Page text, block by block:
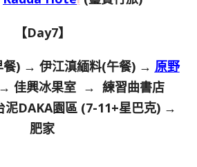
【Day7】
餐) → 伊江滇緬料(午餐) → 原野
佳興冰果室 → 練習曲書店
DAKA園區 (7-11+星巴克) →
肥家